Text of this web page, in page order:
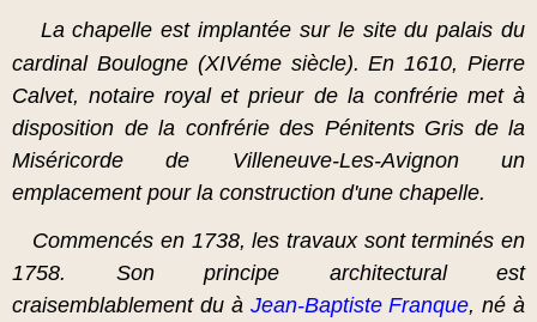
La chapelle est implantée sur le site du palais du
cardinal Boulogne (XIVéme siècle).En 1610, Pierre
Calvet, notaire royal et prieur de la confrérie met à
disposition de la confrérie des Pénitents Gris de la
Miséricorde de Villeneuve-Les-Avignon un
emplacement pour la construction d'une chapelle.
Commencés en 1738, les travaux sont terminés en
1758. Son principe architectural est
craisemblablement du à Jean-Baptiste Franque, né à